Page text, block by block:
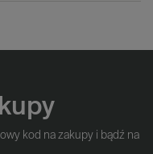
kod na zakupy i bądź na